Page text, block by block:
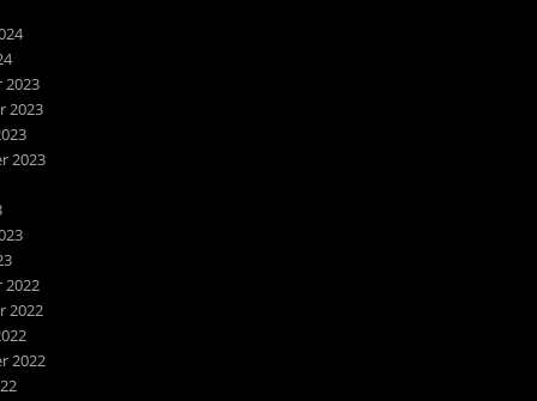
2023
2023
2023
2022
2022
2022